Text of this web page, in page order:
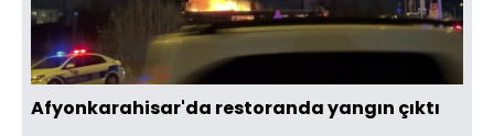
Oynat
Afyonkarahisar'da restoranda yangın çıktı